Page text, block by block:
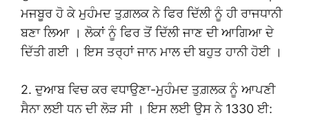
ਮਜਬੂਰ ਹੋ ਕੇ ਮੁਹੰਮਦ ਤੁਗ਼ਲਕ ਨੇ ਫਿਰ ਦਿੱਲੀ ਨੂੰ ਹੀ ਰਾਜਧਾਨੀ
ਬਣਾ ਲਿਆ । ਲੋਕਾਂ ਨੂੰ ਫਿਰ ਤੋਂ ਦਿੱਲੀ ਜਾਣ ਦੀ ਆਗਿਆ ਦੇ
ਦਿੱਤੀ ਗਈ । ਇਸ ਤਰ੍ਹਾਂ ਜਾਨ ਮਾਲ ਦੀ ਬਹੁਤ ਹਾਨੀ ਹੋਈ ।
2. ਦੁਆਬ ਵਿਚ ਕਰ ਵਧਾਉਣਾ-ਮੁਹੰਮਦ ਤੁਗ਼ਲਕ ਨੂੰ ਆਪਣੀ
ਸੈਨਾ ਲਈ ਧਨ ਦੀ ਲੋੜ ਸੀ । ਇਸ ਲਈ ਉਸ ਨੇ 1330 ਈ: